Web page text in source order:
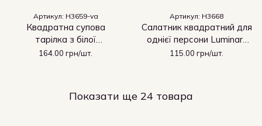
Артикул: H3659-va
Квадратна супова
тарілка з білої
склокераміки Luminarc
164.00 грн/шт.
Артикул: H3668
Салатник квадратний для
однієї персони Luminarc
Quadrato White 140 мм
115.00 грн/шт.
Показати ще 24 товара